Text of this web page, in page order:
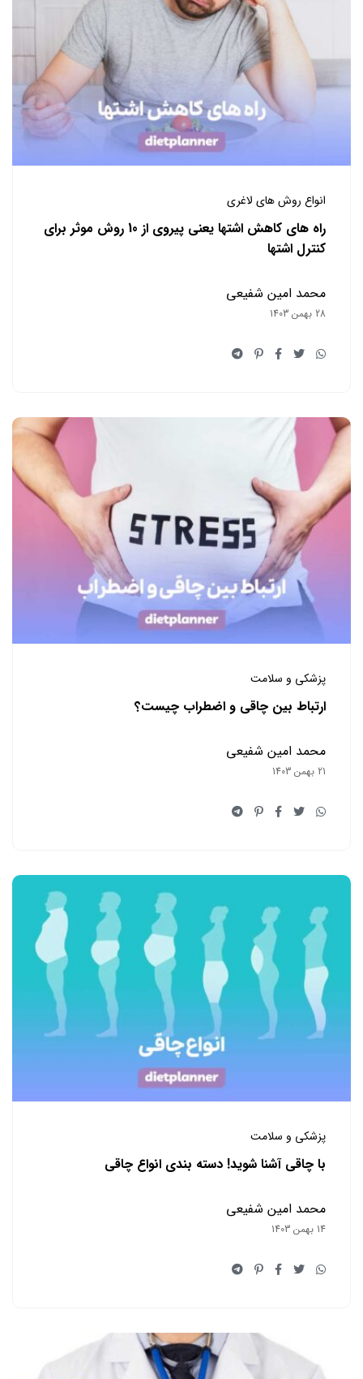
انواع روش های لاغری
راه های کاهش اشتها یعنی پیروی از 10 روش موثر برای
کنترل اشتها
محمد امین شفیعی
28 بهمن 1403
پزشکی و سلامت
ارتباط بین چاقی و اضطراب چیست؟
محمد امین شفیعی
21 بهمن 1403
پزشکی و سلامت
با چاقی آشنا شوید! دسته بندی انواع چاقی
محمد امین شفیعی
14 بهمن 1403